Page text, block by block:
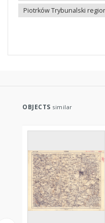
Piotrków Trybunalski
OBJECTS similar